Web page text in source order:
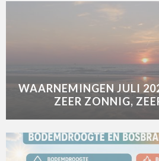
WAARNEMINGEN JULI
ZEER ZONNIG,